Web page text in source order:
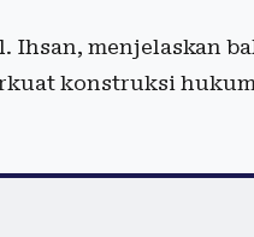
Ihsan, menjelaskan
konstruksi